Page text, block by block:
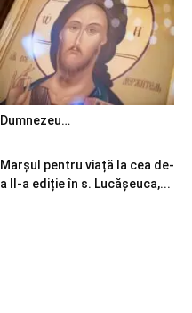
Dumnezeu…
Marșul pentru viață la cea de-
a II-a ediție în s. Lucășeuca,...